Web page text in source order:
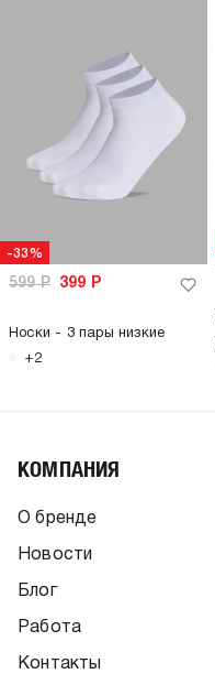
-33%
599Р 399 Р
Носки - 3 пары низкие
+2
КОМПАНИЯ
О бренде
Новости
Блог
Работа
Контакты